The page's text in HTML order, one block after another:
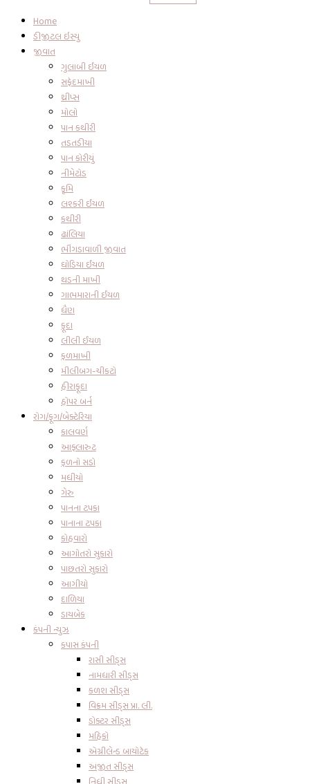
Home
ડીજીટલ ઇસ્યુ
જીવાત
ગુલાબી ઈયળ
સફેદમાખી
થ્રીપ્સ
મોલો
પાન કથીરી
તડતડીયા
પાન કોરીયું
નીમેટોડ
કૃમિ
લશ્કરી ઈયળ
કથીરી
ઢાંલિયા
ભીંગડાવાળી જીવાત
ઘોડિયા ઈયળ
થડની માખી
ગાભમારાની ઈયળ
ધૈણ
ફૂદા
લીલી ઈયળ
ફળમાખી
મીલીબગ-ચીકટો
હીરાફૂદા
હોપર બર્ન
રોગ/ફૂગ/બેક્ટેરિયા
કાલવર્ણ
આફ્લારુટ
ફળનો સડો
મધીયો
ગેરુ
પાનના ટપકા
પાનાના ટપકા
કોહવારો
આગોતરો સુકારો
પાછતરો સુકારો
આગીયો
દાળિયા
ડાયબેક
કંપની ન્યુઝ
કપાસ કંપની
રાસી સીડ્સ
નામધારી સીડ્સ
કળશ સીડ્સ
વિક્રમ સીડ્સ પ્રા. લી.
ડોક્ટર સીડ્સ
મહિકો
એગ્રીલેન્ડ બાયોટેક
અજીત સીડ્સ